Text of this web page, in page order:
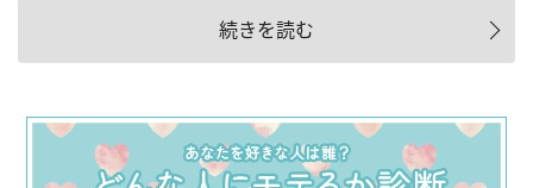
続きを読む